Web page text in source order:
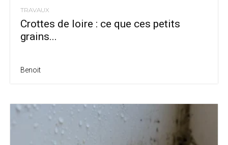
TRAVAUX
Crottes de loire : ce que ces petits
grains...
Benoit